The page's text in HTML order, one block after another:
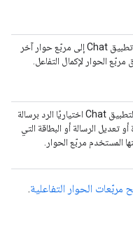
ينتقِل تطبيق Chat إلى مربّع حوار آخر
مربّع الحوار لإكمال التفاعل.
يمكن لتطبيق Chat اختياريًا الرد برسالة
تعديل الرسالة أو البطاقة التي
المستخدم مربّع الحوار.
مربّعات الحوار التفاعلية.